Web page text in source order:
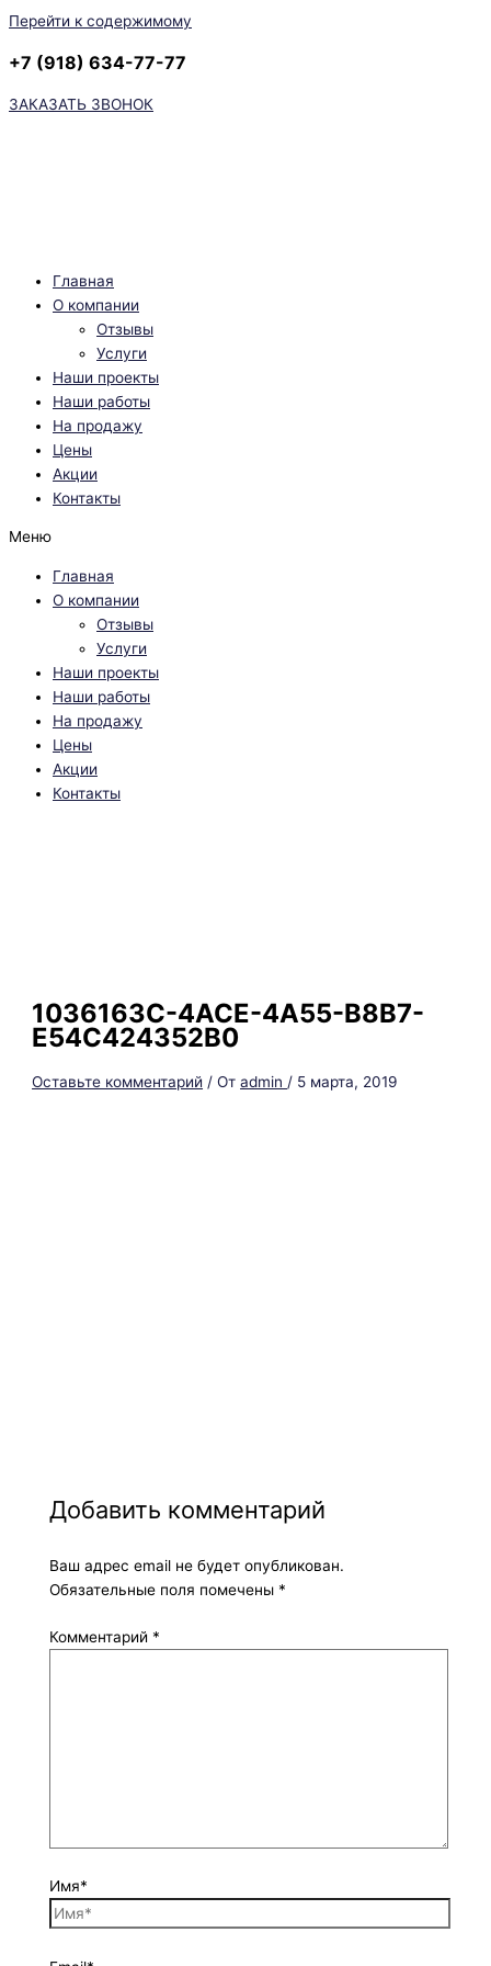
Перейти к содержимому
+7 (918) 634-77-77
ЗАКАЗАТЬ ЗВОНОК
Главная
О компании
Отзывы
Услуги
Наши проекты
Наши работы
На продажу
Цены
Акции
Контакты
Меню
Главная
О компании
Отзывы
Услуги
Наши проекты
Наши работы
На продажу
Цены
Акции
Контакты
1036163C-4ACE-4A55-B8B7-
E54C424352B0
Оставьте комментарий / Отadmin / 5 марта, 2019
Добавить комментарий
Ваш адрес email не будет опубликован.
Обязательные поля помечены *
Комментарий *
Имя*